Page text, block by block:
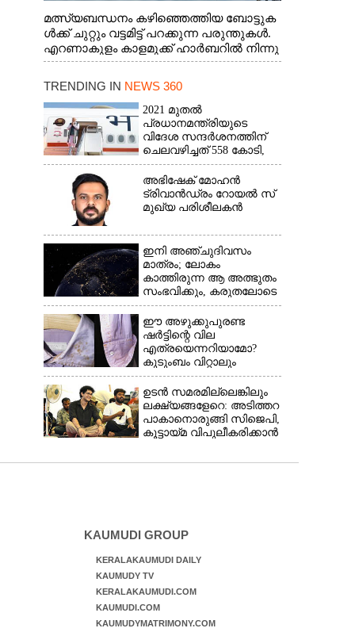
മത്സ്യബന്ധനം കഴിഞ്ഞെത്തിയ ബോട്ടുക
ൾക്ക് ചുറ്റും വട്ടമിട്ട് പറക്കുന്ന പരുന്തുകൾ.
എറണാകുളം കാളമുക്ക് ഹാർബറിൽ നിന്നു
ള്ള കാഴ്ച
TRENDING IN NEWS 360
2021 മുതൽ
പ്രധാനമന്ത്രിയുടെ
വിദേശ സന്ദർശനത്തിന്
ചെലവഴിച്ചത് 558 കോടി,
രാജ്യത്തെത്തിയത് 381.8
ബില്യൺ ഡോളറിന്റെ
നിക്ഷേപം
അഭിഷേക് മോഹൻ
ട്രിവാൻഡ്രം റോയൽ സ്
മുഖ്യ പരിശീലകൻ
ഇനി അഞ്ചുദിവസം
മാത്രം; ലോകം
കാത്തിരുന്ന ആ അത്ഭുതം
സംഭവിക്കും, കരുതലോടെ
വിദഗ്ധർ
ഈ അഴുക്കുപുരണ്ട
ഷർട്ടിന്റെ വില
എത്രയെന്നറിയാമോ?
കുടുംബം വിറ്റാലും
വാങ്ങാനാകില്ല
ഉടൻ സമരമില്ലെങ്കിലും
ലക്ഷ്യങ്ങളേറെ: അടിത്തറ
പാകാനൊരുങ്ങി സിജെപി,​
കൂട്ടായ്മ വിപുലീകരിക്കാൻ
KAUMUDI GROUP
KERALAKAUMUDI DAILY
KAUMUDY TV
KERALAKAUMUDI.COM
KAUMUDI.COM
KAUMUDYMATRIMONY.COM